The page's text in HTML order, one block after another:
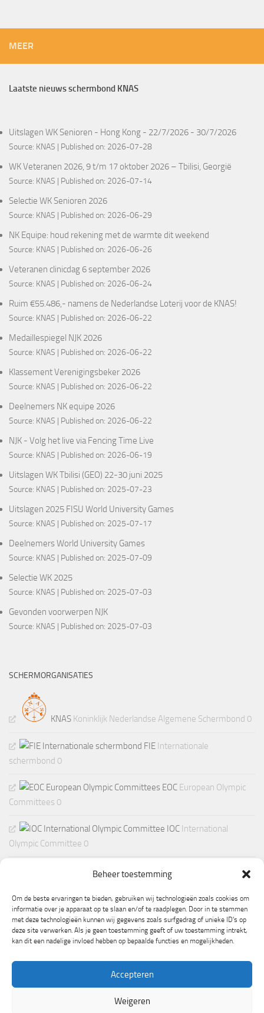
Beheer toestemming
Om de beste ervaringen te bieden, gebruiken wij technologieën zoals cookies om
informatie over je apparaat op te slaan en/of te raadplegen. Door in te stemmen
met deze technologieën kunnen wij gegevens zoals surfgedrag of unieke ID's op
deze site verwerken. Als je geen toestemming geeft of uw toestemming intrekt,
kan dit een nadelige invloed hebben op bepaalde functies en mogelijkheden.
Accepteren
Weigeren
MEER
Laatste nieuws schermbond KNAS
Uitslagen WK Senioren - Hong Kong - 22/7/2026 - 30/7/2026
Source: KNAS Published on: 2026-07-28
WK Veteranen 2026, 9 t/m 17 oktober 2026 – Tbilisi, Georgië
Source: KNAS Published on: 2026-07-14
Selectie WK Senioren 2026
Source: KNAS Published on: 2026-06-29
NK Equipe: houd rekening met de warmte dit weekend
Source: KNAS Published on: 2026-06-26
Veteranen clinicdag 6 september 2026
Source: KNAS Published on: 2026-06-24
Ruim €55.486,- namens de Nederlandse Loterij voor de KNAS!
Source: KNAS Published on: 2026-06-22
Medaillespiegel NJK 2026
Source: KNAS Published on: 2026-06-22
Klassement Verenigingsbeker 2026
Source: KNAS Published on: 2026-06-22
Deelnemers NK equipe 2026
Source: KNAS Published on: 2026-06-22
NJK - Volg het live via Fencing Time Live
Source: KNAS Published on: 2026-06-19
Uitslagen WK Tbilisi (GEO) 22-30 juni 2025
Source: KNAS Published on: 2025-07-23
Uitslagen 2025 FISU World University Games
Source: KNAS Published on: 2025-07-17
Deelnemers World University Games
Source: KNAS Published on: 2025-07-09
Selectie WK 2025
Source: KNAS Published on: 2025-07-03
Gevonden voorwerpen NJK
Source: KNAS Published on: 2025-07-03
SCHERMORGANISATIES
KNAS Koninklijk Nederlandse Algemene Schermbond 0
FIE Internationale
schermbond 0
EOC European Olympic
Committees 0
IOC International
Olympic Committee 0